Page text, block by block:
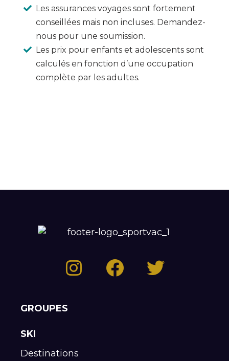
Les assurances voyages sont fortement
conseillées mais non incluses. Demandez-
nous pour une soumission.
Les prix pour enfants et adolescents sont
calculés en fonction d’une occupation
complète par les adultes.
GROUPES
SKI
Destinations